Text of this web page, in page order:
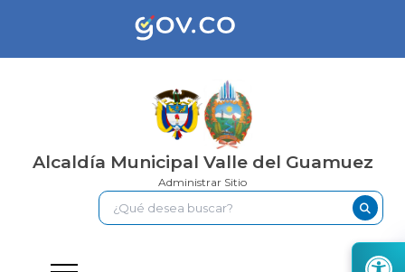
Alcaldía Municipal Valle del Guamuez
Administrar Sitio